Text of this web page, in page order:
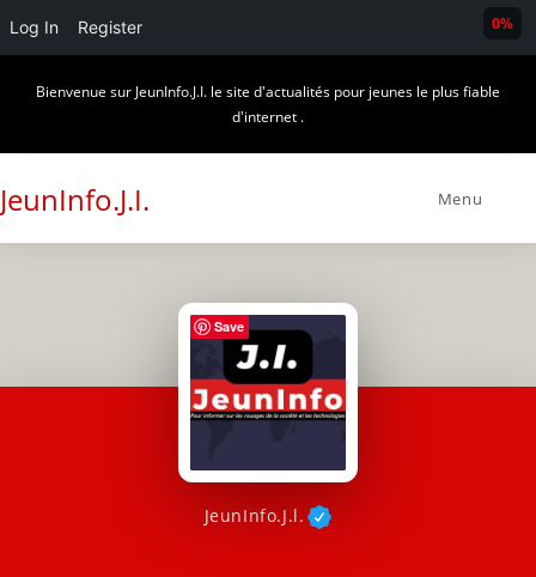
Log In Register
Bienvenue sur JeunInfo.J.I. le site d'actualités pour jeunes le plus fiable
d'internet .
JeunInfo.J.I. Menu
JeunInfo.J.l.
0%
Save